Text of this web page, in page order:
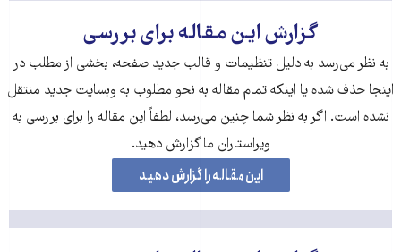
گزارش این مقاله برای بررسی
به نظر می‌رسد به دلیل تنظیمات و قالب جدید صفحه، بخشی از مطلب در
اینجا حذف شده‌ یا اینکه تمام مقاله به نحو مطلوب به وبسایت جدید منتقل
نشده است. اگر به نظر شما چنین می‌رسد، لطفاً این مقاله را برای بررسی به
ویراستاران ما گزارش دهید.
این مقاله را گزارش دهید